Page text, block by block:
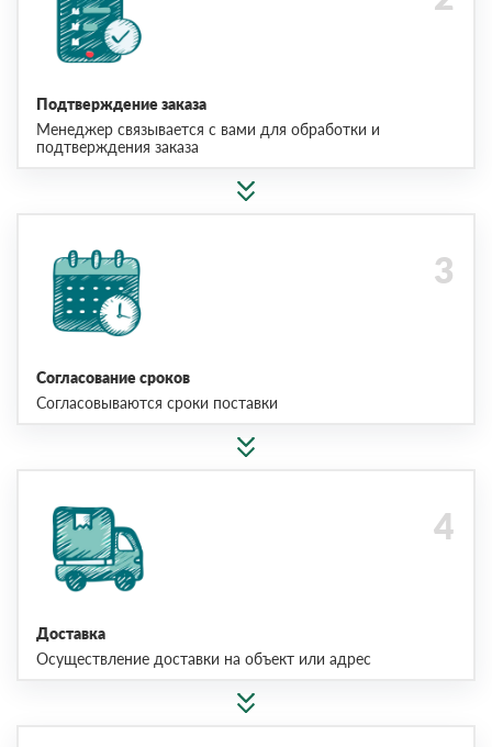
Подтверждение заказа
Менеджер связывается с вами для обработки и
подтверждения заказа
Согласование сроков
Согласовываются сроки поставки
Доставка
Осуществление доставки на объект или адрес